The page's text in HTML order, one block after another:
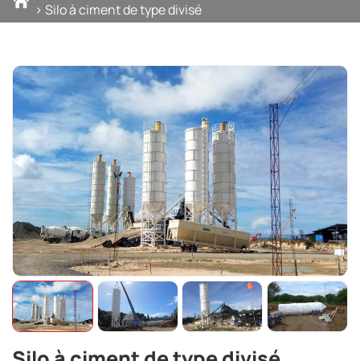
> Silo à ciment de type divisé